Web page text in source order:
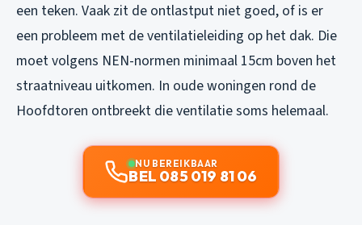
een teken. Vaak zit de ontlastput niet goed, of is er
een probleem met de ventilatieleiding op het dak. Die
moet volgens NEN-normen minimaal 15cm boven het
straatniveau uitkomen. In oude woningen rond de
Hoofdtoren ontbreekt die ventilatie soms helemaal.
NU BEREIKBAAR
BEL 085 019 81 06